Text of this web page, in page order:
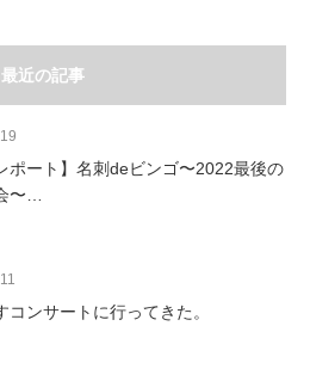
最近の記事
ポート】名刺deビンゴ〜2022最後の
〜…
コンサートに行ってきた。